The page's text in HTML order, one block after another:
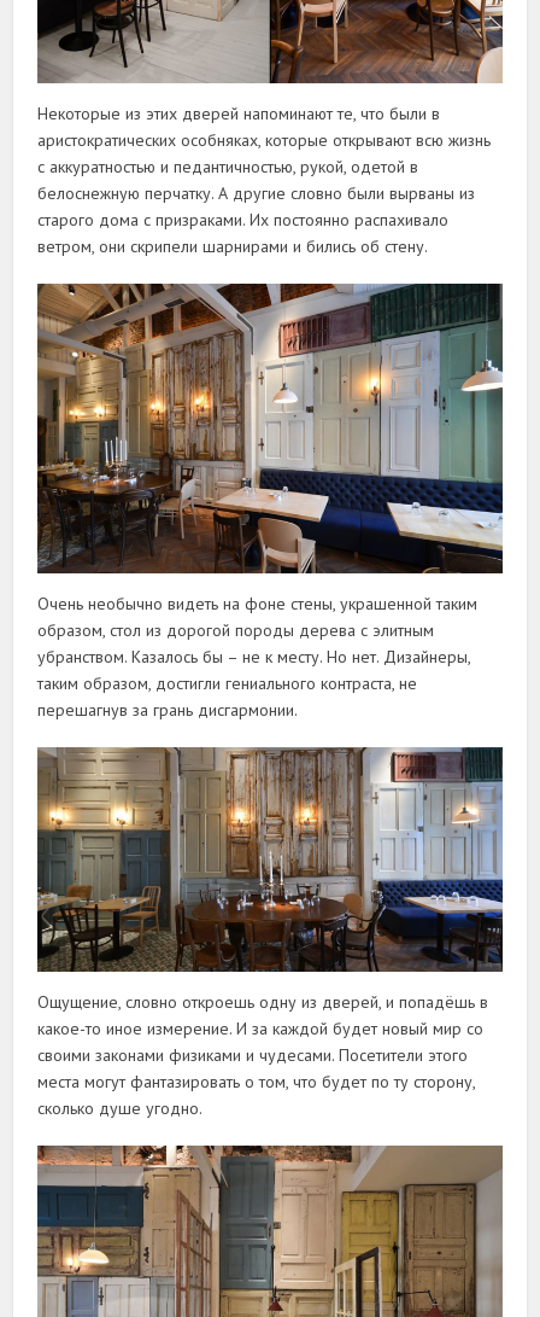
Некоторые из этих дверей напоминают те, что были в
аристократических особняках, которые открывают всю жизнь
с аккуратностью и педантичностью, рукой, одетой в
белоснежную перчатку. А другие словно были вырваны из
старого дома с призраками. Их постоянно распахивало
ветром, они скрипели шарнирами и бились об стену.
Очень необычно видеть на фоне стены, украшенной таким
образом, стол из дорогой породы дерева с элитным
убранством. Казалось бы – не к месту. Но нет. Дизайнеры,
таким образом, достигли гениального контраста, не
перешагнув за грань дисгармонии.
Ощущение, словно откроешь одну из дверей, и попадёшь в
какое-то иное измерение. И за каждой будет новый мир со
своими законами физиками и чудесами. Посетители этого
места могут фантазировать о том, что будет по ту сторону,
сколько душе угодно.